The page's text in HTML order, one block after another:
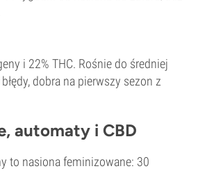
i 22% THC. Rośnie do średniej
dobra na pierwszy sezon z
automaty i CBD
to nasiona feminizowane: 30